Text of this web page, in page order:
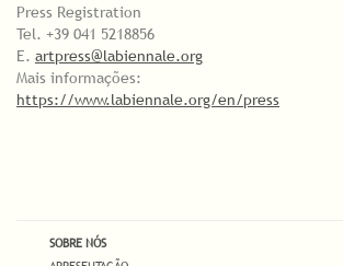
Press Registration
Tel. +39 041 5218856
E. artpress@labiennale.org
Mais informações:
https://www.labiennale.org/en/press
SOBRE NÓS